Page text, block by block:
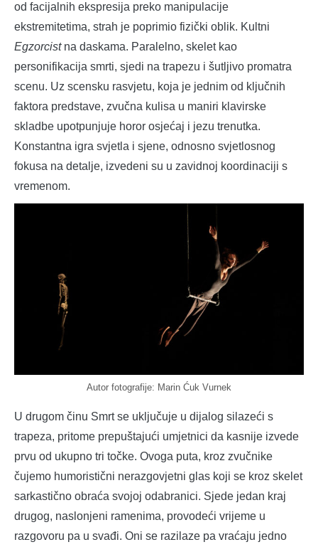
od facijalnih ekspresija preko manipulacije
ekstremitetima, strah je poprimio fizički oblik. Kultni
Egzorcistna daskama. Paralelno, skelet kao
personifikacija smrti, sjedi na trapezu i šutljivo promatra
scenu. Uz scensku rasvjetu, koja je jednim od ključnih
faktora predstave, zvučna kulisa u maniri klavirske
skladbe upotpunjuje horor osjećaj i jezu trenutka.
Konstantna igra svjetla i sjene, odnosno svjetlosnog
fokusa na detalje, izvedeni su u zavidnoj koordinaciji s
vremenom.
Autor fotografije: Marin Ćuk Vurnek
U drugom činu Smrt se uključuje u dijalog silazeći s
trapeza, pritome prepuštajući umjetnici da kasnije izvede
prvu od ukupno tri točke. Ovoga puta, kroz zvučnike
čujemo humoristični nerazgovjetni glas koji se kroz skelet
sarkastično obraća svojoj odabranici. Sjede jedan kraj
drugog, naslonjeni ramenima, provodeći vrijeme u
razgovoru pa u svađi. Oni se razilaze pa vraćaju jedno